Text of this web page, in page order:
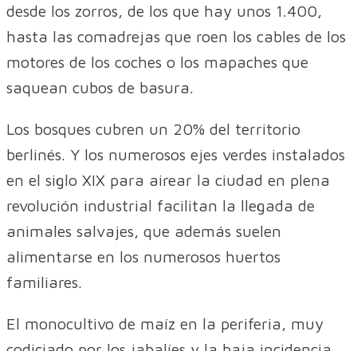
desde los zorros, de los que hay unos 1.400,
hasta las comadrejas que roen los cables de los
motores de los coches o los mapaches que
saquean cubos de basura.
Los bosques cubren un 20% del territorio
berlinés. Y los numerosos ejes verdes instalados
en el siglo XIX para airear la ciudad en plena
revolución industrial facilitan la llegada de
animales salvajes, que además suelen
alimentarse en los numerosos huertos
familiares.
El monocultivo de maíz en la periferia, muy